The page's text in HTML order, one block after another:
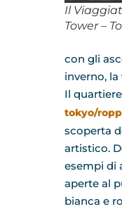
Il
Tower –
con gli
inverno,
Il
tokyo/
scoperta
artistico.
esempi di
aperte al
bianca e